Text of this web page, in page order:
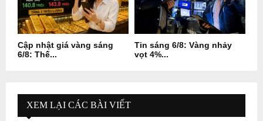
Cập nhật giá vàng sáng
6/8: Thế...
Tin sáng 6/8: Vàng nhảy
vọt 4%...
XEM LẠI CÁC BÀI VIẾT